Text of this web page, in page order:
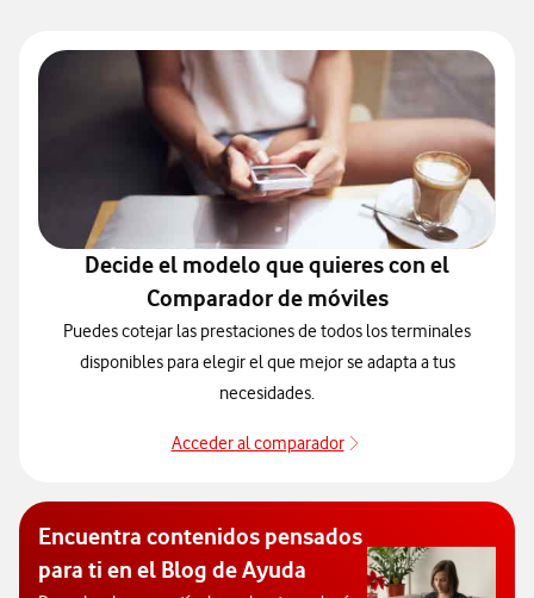
Decide el modelo que quieres con el
Comparador de móviles
Puedes cotejar las prestaciones de todos los terminales
disponibles para elegir el que mejor se adapta a tus
necesidades.
Acceder al comparador
Encuentra contenidos pensados
para ti en el Blog de Ayuda